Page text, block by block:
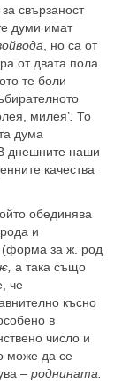
свързаност
думи имат
, но са от
от двата пола.
те боли
милея’ То
дума
днешните наши
качества
обединява
и
(форма за ж. род
а така също
че
късно
в
число и
може да се
– роднината.